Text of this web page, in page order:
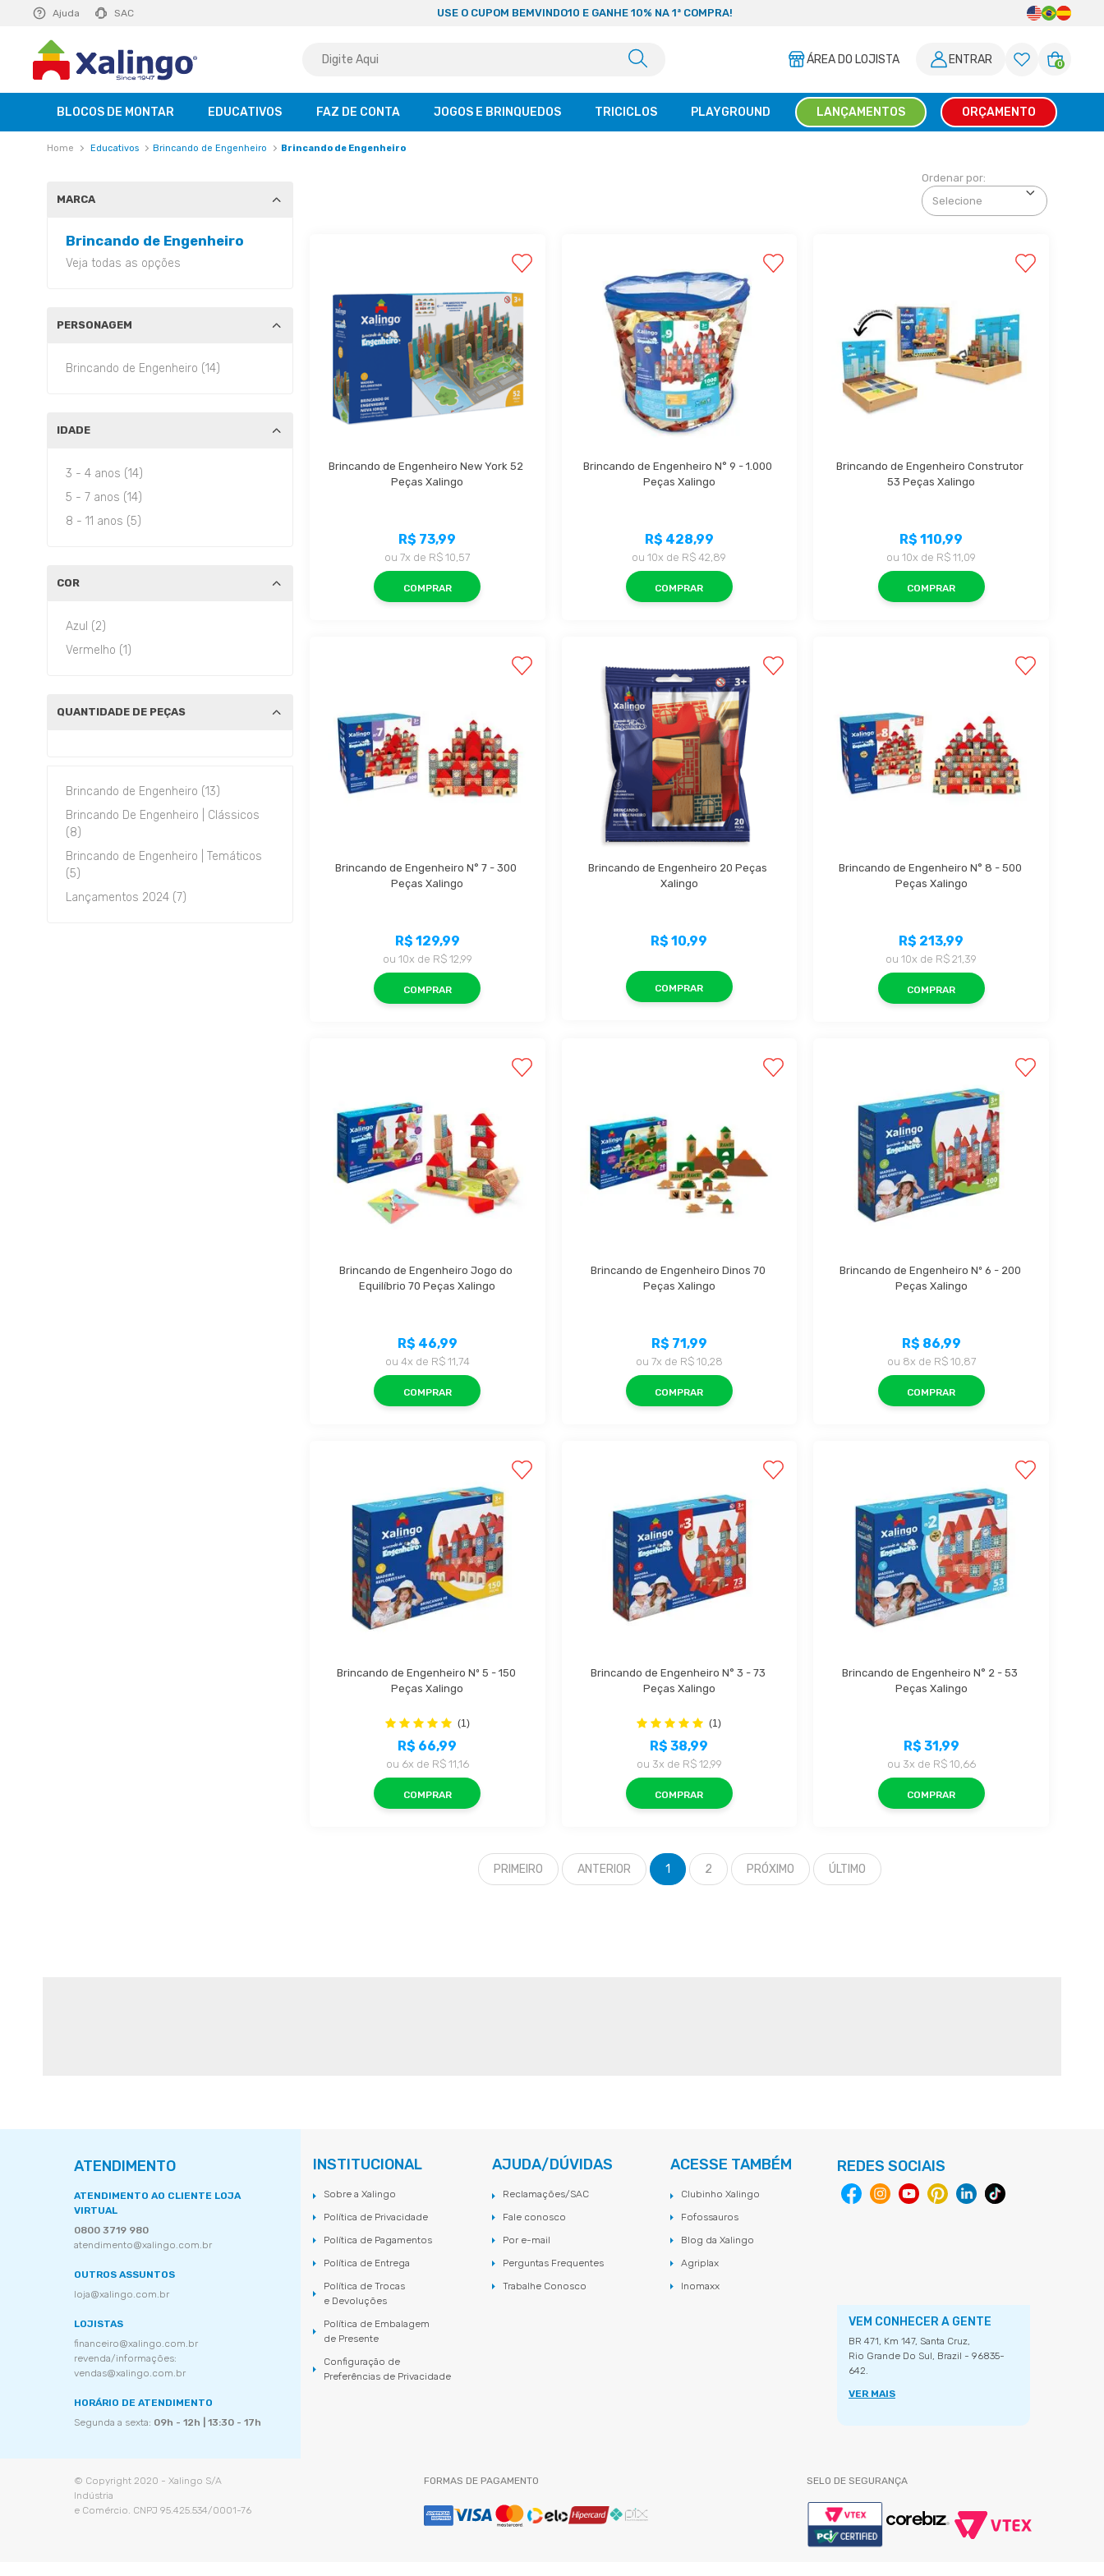
Ajuda SAC
R$ 129,99 saiba mais USE O CUPOM BEMVINDO10 E GANHE 10% NA 1ª COMPRA!
ÁREA DO LOJISTA ENTRAR 0
BLOCOS DE MONTAR EDUCATIVOS FAZ DE CONTA JOGOS E BRINQUEDOS TRICICLOS PLAYGROUND LANÇAMENTOS ORÇAMENTO
Educativos Brincando de Engenheiro Brincando de Engenheiro
MARCA
Brincando de Engenheiro
Veja todas as opções
PERSONAGEM
Brincando de Engenheiro (14)
IDADE
3 - 4 anos (14)
5 - 7 anos (14)
8 - 11 anos (5)
COR
Azul (2)
Vermelho (1)
QUANTIDADE DE PEÇAS
Brincando de Engenheiro (13)
Brincando De Engenheiro | Clássicos
(8)
Brincando de Engenheiro | Temáticos
(5)
Lançamentos 2024 (7)
Ordenar por:
Brincando de Engenheiro New York 52
Peças Xalingo
R$ 73,99
ou7x de R$ 10,57
COMPRAR
Brincando de Engenheiro N° 9 - 1.000
Peças Xalingo
R$ 428,99
ou10x de R$ 42,89
COMPRAR
Brincando de Engenheiro Construtor
53 Peças Xalingo
R$ 110,99
ou10x de R$ 11,09
COMPRAR
Brincando de Engenheiro N° 7 - 300
Peças Xalingo
R$ 129,99
ou 10x de R$ 12,99
COMPRAR
Brincando de Engenheiro 20 Peças
Xalingo
R$ 10,99
COMPRAR
Brincando de Engenheiro N° 8 - 500
Peças Xalingo
R$ 213,99
ou10x de R$ 21,39
COMPRAR
Brincando de Engenheiro Jogo do
Equilíbrio 70 Peças Xalingo
R$ 46,99
ou 4x de R$ 11,74
COMPRAR
Brincando de Engenheiro Dinos 70
Peças Xalingo
R$ 71,99
ou 7x de R$ 10,28
COMPRAR
Brincando de Engenheiro Nº 6 - 200
Peças Xalingo
R$ 86,99
ou 8x de R$ 10,87
COMPRAR
Brincando de Engenheiro Nº 5 - 150
Peças Xalingo
(1)
R$ 66,99
ou 6x de R$ 11,16
COMPRAR
Brincando de Engenheiro N° 3 - 73
Peças Xalingo
(1)
R$ 38,99
ou 3x de R$ 12,99
COMPRAR
Brincando de Engenheiro N° 2 - 53
Peças Xalingo
R$ 31,99
ou 3x de R$ 10,66
COMPRAR
PRIMEIRO ANTERIOR 1 2 PRÓXIMO ÚLTIMO
ATENDIMENTO
ATENDIMENTO AO CLIENTE LOJA
VIRTUAL
0800 3719 980
atendimento@xalingo.com.br
OUTROS ASSUNTOS
loja@xalingo.com.br
LOJISTAS
financeiro@xalingo.com.br
revenda/informações:
vendas@xalingo.com.br
HORÁRIO DE ATENDIMENTO
Segunda a sexta: 09h - 12h | 13:30 - 17h
INSTITUCIONAL
Sobre a Xalingo
Política de Privacidade
Política de Pagamentos
Política de Entrega
Política de Trocas
e Devoluções
Política de Embalagem
de Presente
Configuração de
Preferências de Privacidade
AJUDA/DÚVIDAS
Reclamações/SAC
Fale conosco
Por e-mail
Perguntas Frequentes
Trabalhe Conosco
ACESSE TAMBÉM
Clubinho Xalingo
Fofossauros
Blog da Xalingo
Agriplax
Inomaxx
REDES SOCIAIS
VEM CONHECER A GENTE
BR 471, Km 147, Santa Cruz,
Rio Grande Do Sul, Brazil - 96835-
642.
VER MAIS
© Copyright 2020 - Xalingo S/A
Indústria
e Comércio. CNPJ 95.425.534/0001-76
FORMAS DE PAGAMENTO SELO DE SEGURANÇA